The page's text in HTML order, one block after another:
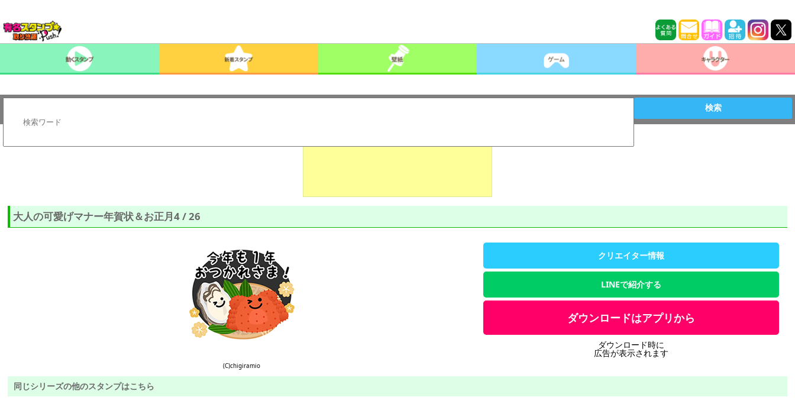
検索
大人の可愛げマナー年賀状＆お正月4 / 26
(C)chigiramio
クリエイター情報
LINEで紹介する
ダウンロードはアプリから
ダウンロード時に
広告が表示されます
同じシリーズの他のスタンプはこちら